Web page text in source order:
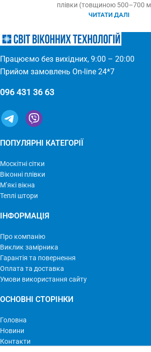
плівки (товщиною 500–700
ЧИТАТИ ДАЛІ
Працюємо без вихідних, 9:00 – 20:00
Прийом замовлень On-line 24*7
096 431 36 63
ПОПУЛЯРНІ КАТЕГОРІЇ
Москітні сітки
Віконні плівки
М’які вікна
Теплі штори
ІНФОРМАЦІЯ
Про компанію
Виклик замірника
Гарантія та повернення
Оплата та доставка
Умови використання сайту
ОСНОВНІ СТОРІНКИ
Головна
Новини
Контакти